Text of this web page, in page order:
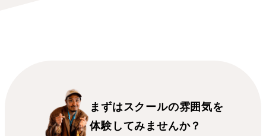
まずはスクールの雰囲気を
体験してみませんか？